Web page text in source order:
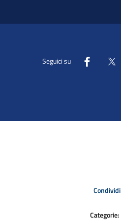
Seguici su
Condividi
Categorie: